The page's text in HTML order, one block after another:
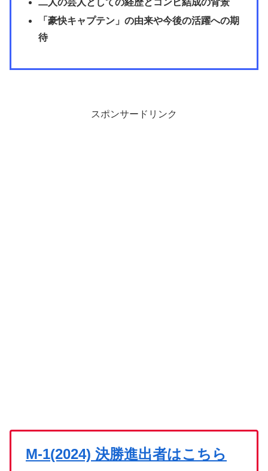
二人の芸人としての経歴とコンビ結成の背景
「豪快キャプテン」の由来や今後の活躍への期
待
スポンサードリンク
M-1(2024) 決勝進出者はこちら